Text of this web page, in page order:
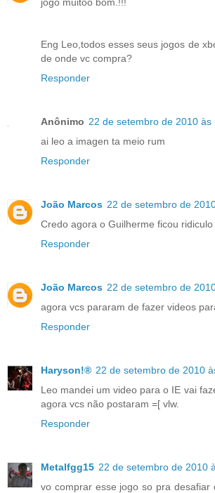
Eng Leo,todos esses seus jogos de
de onde vc compra?
Responder
Anônimo 22 de setembro de 2010 às
ai leo a imagen ta meio rum
Responder
João Marcos 22 de setembro de
Credo agora o Guilherme ficou ridiculo
Responder
João Marcos 22 de setembro de
agora vcs pararam de fazer videos
Responder
Haryson!® 22 de setembro de 2010
Leo mandei um video para o IE vai
agora vcs não postaram =[ vlw.
Responder
Metalfgg15 22 de setembro de 2010
vo comprar esse jogo so pra desafiar